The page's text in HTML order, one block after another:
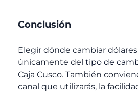
Conclusión
Elegir dónde cambiar
únicamente del tipo de
Caja Cusco. También
canal que utilizarás, la